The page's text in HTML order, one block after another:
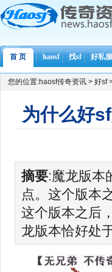
首 页 haosf 找sf 好私服
您的位置:haosf传奇资讯 > 好sf
为什么好
摘要:魔龙版本
点。这个版本
这个版本之后
龙版本恰好处